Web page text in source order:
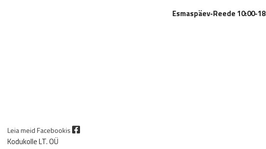
Esmaspäev-Reede 10:00-
Leia meid Facebookis
Kodukolle LT. OÜ